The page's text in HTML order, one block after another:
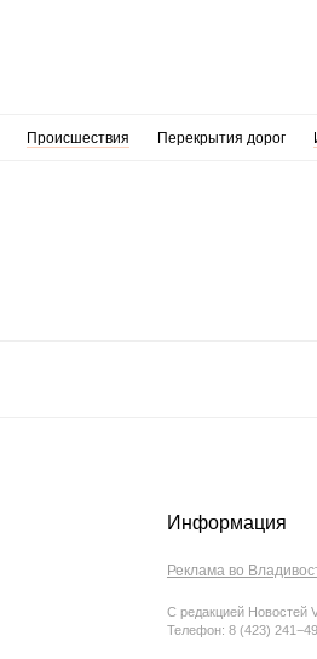
Происшествия Перекрытия дорог
Информация
Реклама во
С редакцией Новостей
Телефон: 8 (423)